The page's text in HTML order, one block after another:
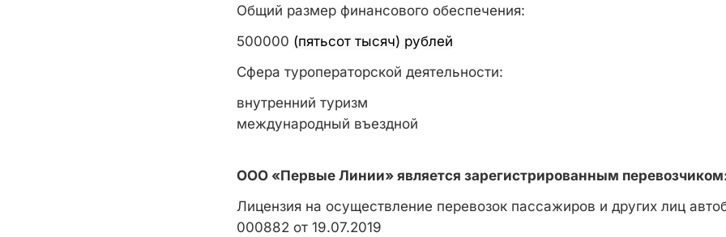
Общий размер финансового обеспечения:
500000 (пятьсот тысяч) рублей
Сфера туроператорской деятельности:
внутренний туризм
международный въездной
ООО «Первые Линии» является зарегистрированным
Лицензия на осуществление перевозок пассажиров и других лиц
000882 от 19.07.2019